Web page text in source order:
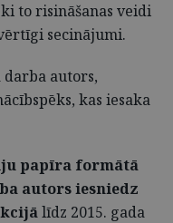
to risināšanas veidi
secinājumi.
autors,
kas iesaka
papīra formātā
autors iesniedz
līdz 2015. gada